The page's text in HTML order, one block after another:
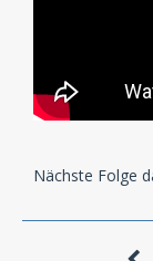
Nächste Folge